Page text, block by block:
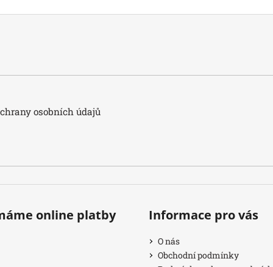
osobních údajů
online platby Informace pro vás
O nás
Obchodní podmínky